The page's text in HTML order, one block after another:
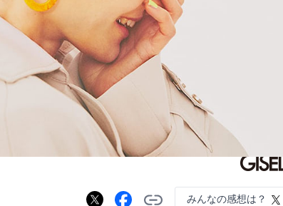
みんなの感想は？